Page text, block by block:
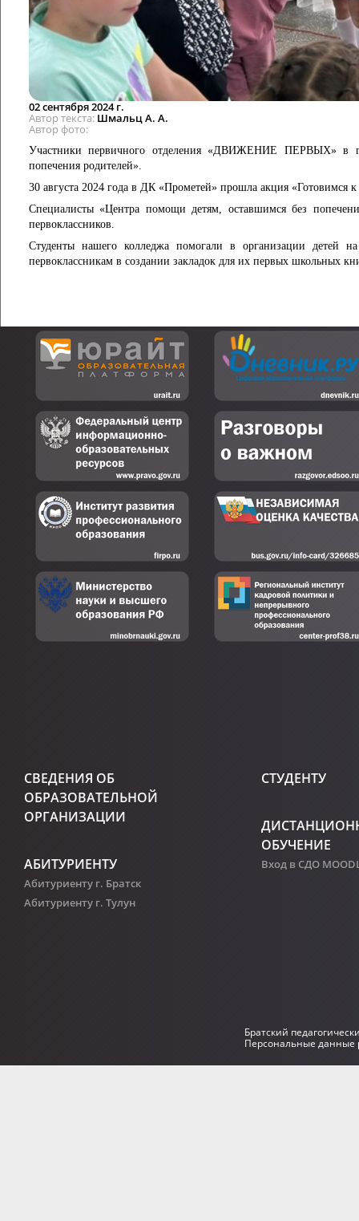
02 сентября 2024 г.
Автор текста Шмальц А. А.
Автор фото
Участники первичного отделения «ДВИЖЕНИЕ ПЕРВЫХ» в г.
попечения родителей».
30 августа 2024 года в ДК «Прометей» прошла акция «Готовимся
Специалисты «Центра помощи детям, оставшимся без
первоклассников.
Студенты нашего колледжа помогали в организации детей
первоклассникам в создании закладок для их первых школьных
СВЕДЕНИЯ ОБ
ОБРАЗОВАТЕЛЬНОЙ
ОРГАНИЗАЦИИ
АБИТУРИЕНТУ
Абитуриенту г. Братск
Абитуриенту г. Тулун
СТУДЕНТУ
ОБУЧЕНИЕ
Вход в СДО
Братский
Персональные данные